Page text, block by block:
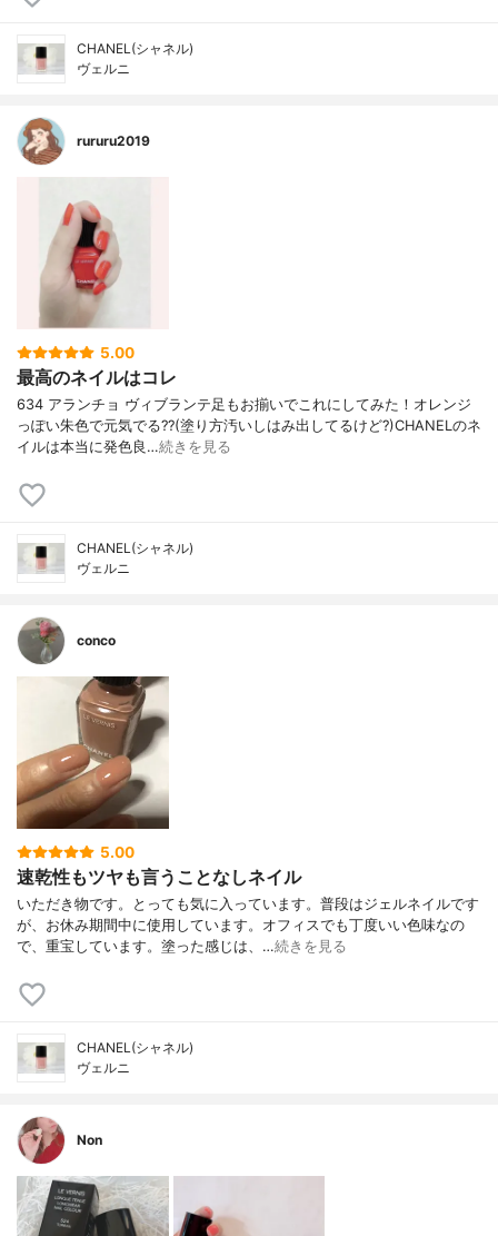
CHANEL(シャネル)
ヴェルニ
rururu2019
5.00
最高のネイルはコレ
634 アランチョ ヴィブランテ足もお揃いでこれにしてみた！オレンジ
っぽい朱色で元気でる??(塗り方汚いしはみ出してるけど?)CHANELのネ
イルは本当に発色良…続きを見る
CHANEL(シャネル)
ヴェルニ
conco
5.00
速乾性もツヤも言うことなしネイル
いただき物です。とっても気に入っています。普段はジェルネイルです
が、お休み期間中に使用しています。オフィスでも丁度いい色味なの
で、重宝しています。塗った感じは、…続きを見る
CHANEL(シャネル)
ヴェルニ
Non